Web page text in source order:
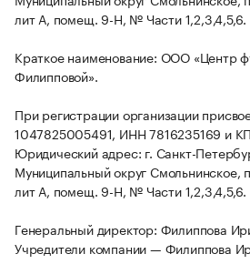
лит А, помещ. 9-Н, № Части 1,2,3,4,5,6.
Краткое наименование: ООО «Центр
Филипповой».
При регистрации организации
1047825005491, ИНН 7816235169 и
Юридический адрес: г. Санкт-
Муниципальный округ Смольнинское,
лит А, помещ. 9-Н, № Части 1,2,3,4,5,6.
Генеральный директор: Филиппова
Учредители компании — Филиппова